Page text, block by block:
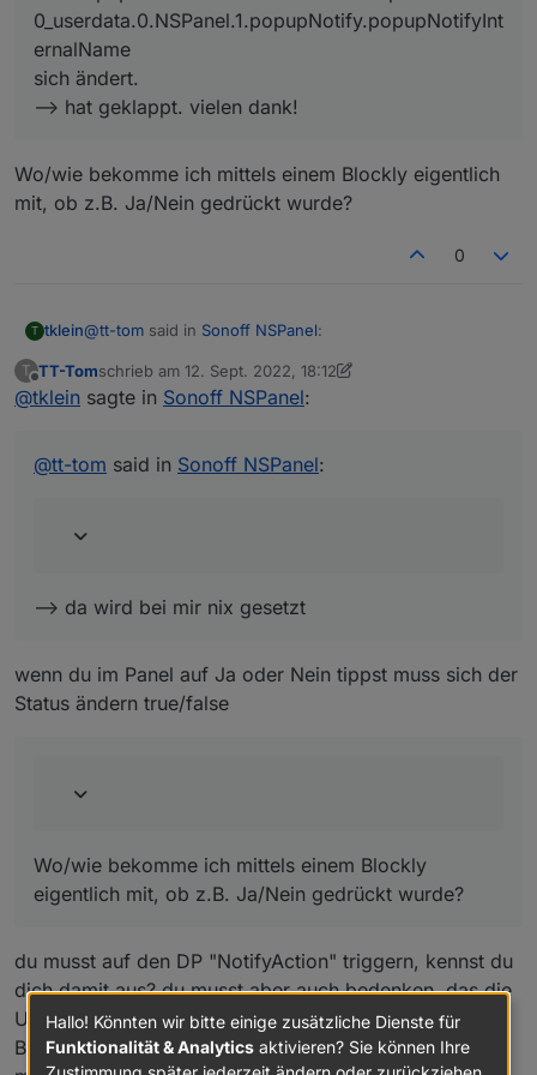
} else if (internalName ==
                update_tft_firmware();
            }
    }
0_userdata.0.NSPanel.1.popupNotify.popupNotifyInt
ernalName
sich ändert.
--> hat geklappt. vielen dank!
Wo/wie bekomme ich mittels einem Blockly eigentlich
mit, ob z.B. Ja/Nein gedrückt wurde?
0
T tklein@tt-tom said in Sonoff NSPanel:
@tklein sagte in Sonoff NSPanel
Wenn ich NotifyAction auf true setze, popt nix
verpasst??
war schon da
0_userdata.0.NSPanel.1.popupNotify.popupNotifyInt
ernalName
sich ändert.
Wo/wie bekomme ich mittels einem Blockly eigentlich
mit, ob z.B. Ja/Nein gedrückt wurde?
T
Offline
TT-Tomschrieb am 12. Sept. 2022, 18:12
zuletzt editiert von TT-Tom 9. Dez. 2022, 20:13
@tklein sagte in Sonoff NSPanel:
@tt-tom said in Sonoff NSPanel:
--> da wird bei mir nix gesetzt
wenn du im Panel auf Ja oder Nein tippst muss sich der
Status ändern true/false
Wo/wie bekomme ich mittels einem Blockly
eigentlich mit, ob z.B. Ja/Nein gedrückt wurde?
du musst auf den DP "NotifyAction" triggern, kennst du
dich damit aus? du musst aber auch bedenken, das die
Updatefunktion vom Panel den Notify mit nutzt.
Bedeutet du musst den DP popupNotifyInternalName
Hallo! Könnten wir bitte einige zusätzliche Dienste für
Funktionalität & Analytics aktivieren? Sie können Ihre